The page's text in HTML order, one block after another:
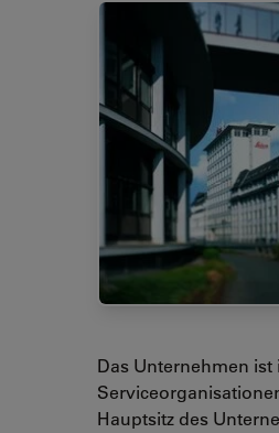
Das Unternehmen
Hauptsitz des